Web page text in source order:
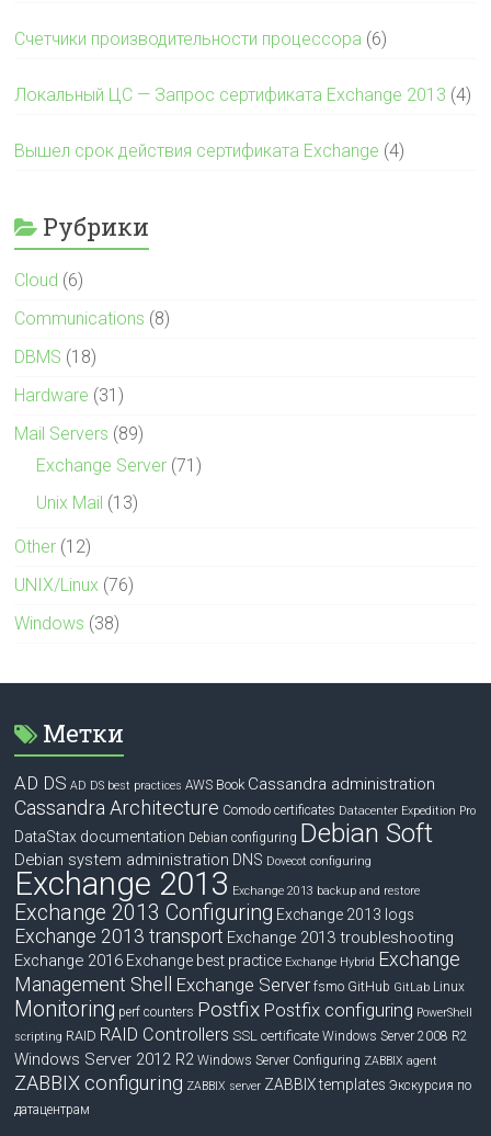
Счетчики производительности процессора (6)
Локальный ЦС — Запрос сертификата Exchange 2013 (4)
Вышел срок действия сертификата Exchange (4)
Рубрики
Cloud (6)
Communications (8)
DBMS (18)
Hardware (31)
Mail Servers (89)
Exchange Server (71)
Unix Mail (13)
Other (12)
UNIX/Linux (76)
Windows (38)
Метки
AD DS AD DS best practices AWS Book Cassandra administration
Cassandra Architecture Comodo certificates Datacenter Expedition Pro
DataStax documentation Debian configuring Debian Soft
Debian system administration DNS Dovecot configuring
Exchange 2013 Exchange 2013 backup and restore
Exchange 2013 Configuring Exchange 2013 logs
Exchange 2013 transport Exchange 2013 troubleshooting
Exchange 2016 Exchange best practice Exchange Hybrid Exchange
Management Shell
Exchange Server fsmo GitHub GitLab Linux
Monitoring perf counters Postfix Postfix configuring PowerShell
scripting RAID RAID Controllers SSL certificate Windows Server 2008 R2
Windows Server 2012 R2 Windows Server Configuring ZABBIX agent
ZABBIX configuring ZABBIX server ZABBIX templates Экскурсия по
датацентрам